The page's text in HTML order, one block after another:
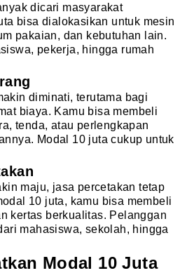
dicari masyarakat
bisa dialokasikan untuk mesin
pakaian, dan kebutuhan lain.
pekerja, hingga rumah
diminati, terutama bagi
biaya. Kamu bisa membeli
tenda, atau perlengkapan
Modal 10 juta cukup untuk
maju, jasa percetakan tetap
10 juta, kamu bisa membeli
kertas berkualitas. Pelanggan
mahasiswa, sekolah, hingga
Modal 10 Juta